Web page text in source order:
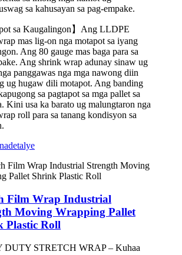
sa kahusayan sa pag-empake.
sa Kaugalingon】Ang LLDPE
mas lig-on nga motapot sa iyang
Ang 80 gauge mas baga para sa
Ang shrink wrap adunay sinaw ug
panggawas nga mga nawong diin
ug hugaw dili motapot. Ang banding
sa pagtapot sa mga pallet sa
Kini usa ka barato ug malungtaron nga
roll para sa tanang kondisyon sa
detalye
Film Wrap Industrial
Moving Wrapping Pallet
Plastic Roll
DUTY STRETCH WRAP – Kuhaa